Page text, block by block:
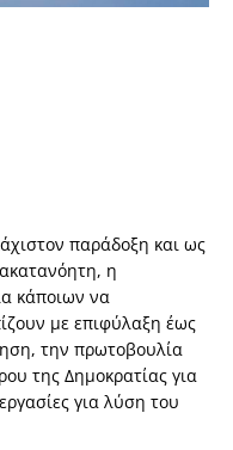
παράδοξη και ως
η
κάποιων να
με επιφύλαξη έως
την πρωτοβουλία
της Δημοκρατίας για
για λύση του